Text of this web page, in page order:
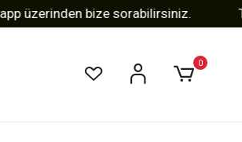
bize sorabilirsiniz. Tüm
0